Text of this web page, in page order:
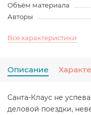
Объём материала
Авторы
Все характеристики
Описание
Санта-Клаус не
деловой поездки,